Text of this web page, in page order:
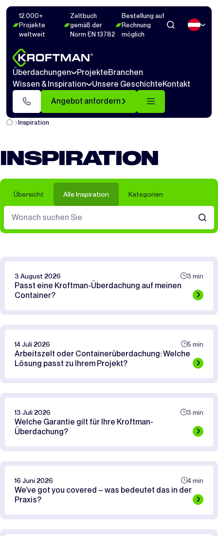
12.000+
Projekte
weltweit
Zeltbuch
gemäß der
Norm EN 13782
Bestellung auf
Rechnung
möglich
Überdachungen ProjekteBranchen
Wissen & Inspiration
Unsere GeschichteKontakt
Angebot anfordern
Inspiration
INSPIRATION
Übersicht Alle Inspiration Kategorien
3 August 2026 3 min
Passt eine Kroftman-Überdachung auf meinen
Container?
14 Juli 2026 5 min
Arbeitszelt oder Containerüberdachung: Welche
Lösung passt zu Ihrem Projekt?
13 Juli 2026 3 min
Welche Garantie gilt für Ihre Kroftman-
Überdachung?
16 Juni 2026 4 min
We’ve got you covered – was bedeutet das in der
Praxis?